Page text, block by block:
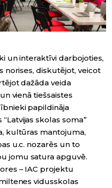
un interaktīvi darbojoties,
diskutējot, veicot
dažāda veida
vienā tiešsaistes
papildināja
skolas soma”
kultūras mantojuma,
u.c. nozarēs un to
jomu satura apguvē.
– IAC projektu
vidusskolas